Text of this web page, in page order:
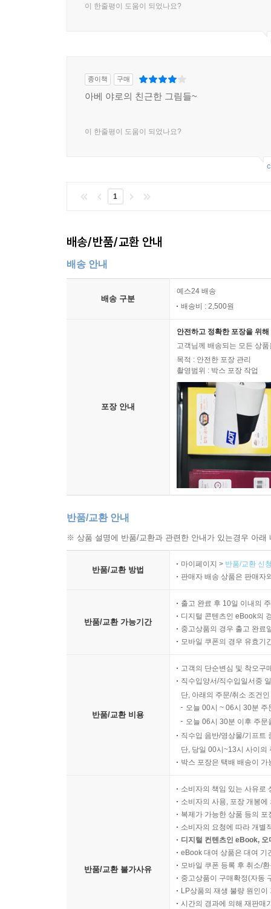
이 한줄평이 도움이 되었나요?
종이책 구매
아베 야로의 친근한 그림들~
이 한줄평이 도움이 되었나요?
1
배송/반품/교환 안내
배송 안내
배송 구분
예스24 배송
배송비 : 2,500원
포장 안내
안전하고 정확한 포장을 위
고객님께 배송되는 모든 상
목적 : 안전한 포장 관리
촬영범위 : 박스 포장 작업
반품/교환 안내
※ 상품 설명에 반품/교환과 관련한 안내가 있는경우 아
반품/교환 방법
마이페이지 > 반품/교환 신
판매자 배송 상품은 판매자
반품/교환 가능기간
출고 완료 후 10일 이내의
디지털 콘텐츠인 eBook의
중고상품의 경우 출고 완료
모바일 쿠폰의 경우 유효기
반품/교환 비용
고객의 단순변심 및 착오구
직수입양서/직수입일서중
단, 아래의 주문/취소 조건
오늘 00시 ~ 06시 30분
오늘 06시 30분 이후 주
직수입 음반/영상물/기프트
단, 당일 00시~13시 사이의
박스 포장은 택배 배송이
반품/교환 불가사유
소비자의 책임 있는 사유로
소비자의 사용, 포장 개봉
복제가 가능한 상품 등의
소비자의 요청에 따라 개별
디지털 컨텐츠인 eBook,
eBook 대여 상품은 대여 기
모바일 쿠폰 등록 후 취소/
중고상품이 구매확정(자동
LP상품의 재생 불량 원인
시간의 경과에 의해 재판매